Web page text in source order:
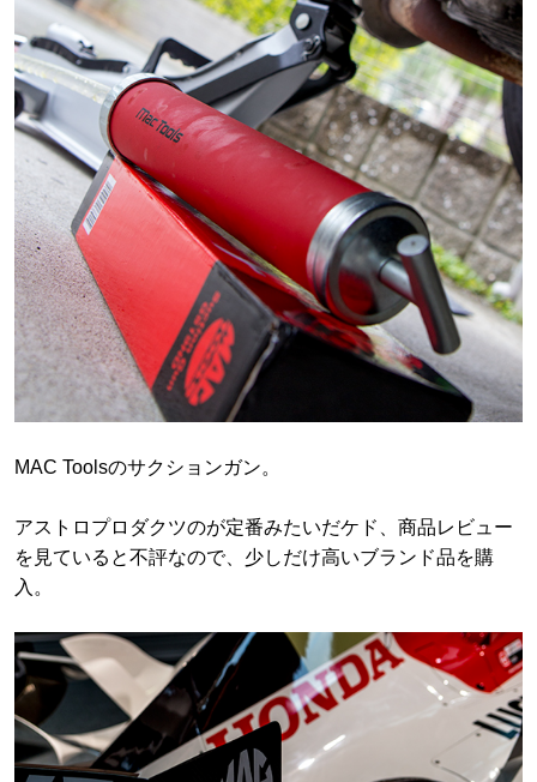
MAC Toolsのサクションガン。
アストロプロダクツのが定番みたいだケド、商品レビュー
を見ていると不評なので、少しだけ高いブランド品を購
入。